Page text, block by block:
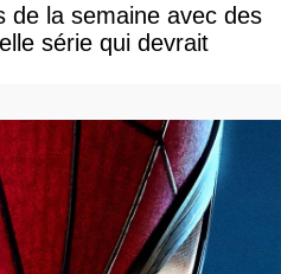
de la semaine avec des
série qui devrait